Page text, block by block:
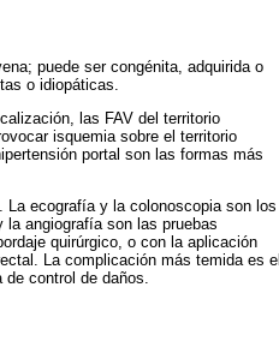
puede ser congénita, adquirida o
o idiopáticas.
las FAV del territorio
isquemia sobre el territorio
portal son las formas más
La ecografía y la colonoscopia son los
angiografía son las pruebas
quirúrgico, o con la aplicación
La complicación más temida es el
de control de daños.